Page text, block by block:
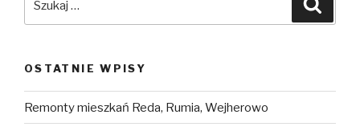
OSTATNIE WPISY
Remonty mieszkań Reda, Rumia, Wejherowo